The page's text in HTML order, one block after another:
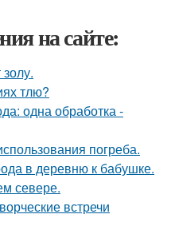
на сайте:
тлю?
одна обработка -
погреба.
в деревню к бабушке.
севере.
встречи